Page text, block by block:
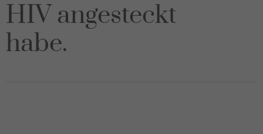
HIV angesteckt
habe.